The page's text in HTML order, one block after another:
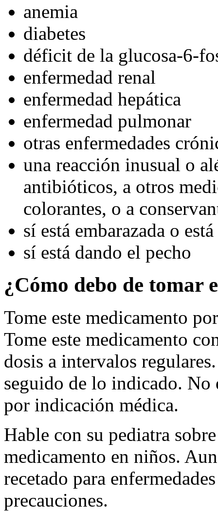
anemia
diabetes
déficit de la glucosa-6-
enfermedad renal
enfermedad hepática
enfermedad pulmonar
otras enfermedades
una reacción inusual o
antibióticos, a otros
colorantes, o a
sí está embarazada o
sí está dando el pecho
¿Cómo debo de tomar
Tome este medicamento
Tome este medicamento
dosis a intervalos
seguido de lo indicado. No
por indicación médica.
Hable con su pediatra
medicamento en niños.
recetado para
precauciones.